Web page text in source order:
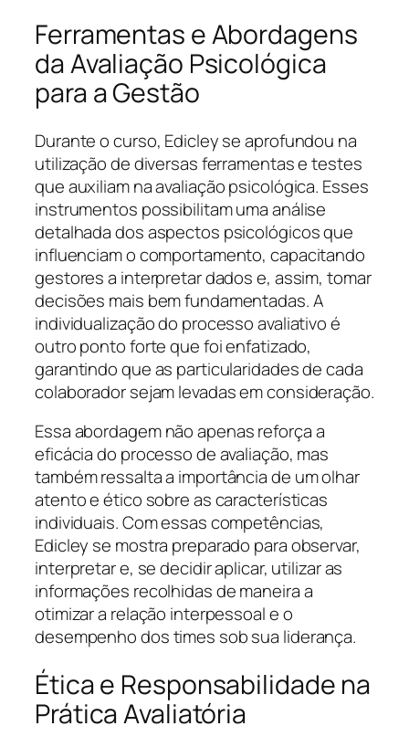
Ferramentas e Abordagens
da Avaliação Psicológica
para a Gestão
Durante o curso, Edicley se aprofundou na
utilização de diversas ferramentas e testes
que auxiliam na avaliação psicológica. Esses
instrumentos possibilitam uma análise
detalhada dos aspectos psicológicos que
influenciam o comportamento, capacitando
gestores a interpretar dados e, assim, tomar
decisões mais bem fundamentadas. A
individualização do processo avaliativo é
outro ponto forte que foi enfatizado,
garantindo que as particularidades de cada
colaborador sejam levadas em consideração.
Essa abordagem não apenas reforça a
eficácia do processo de avaliação, mas
também ressalta a importância de um olhar
atento e ético sobre as características
individuais. Com essas competências,
Edicley se mostra preparado para observar,
interpretar e, se decidir aplicar, utilizar as
informações recolhidas de maneira a
otimizar a relação interpessoal e o
desempenho dos times sob sua liderança.
Ética e Responsabilidade na
Prática Avaliatória